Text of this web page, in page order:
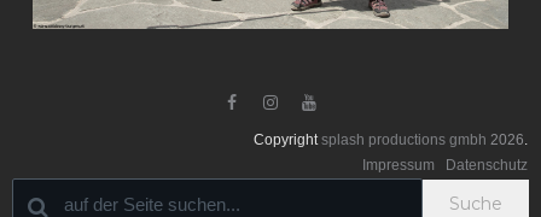
  
Copyright splash productions gmbh 2026
Impressum
Datenschutz
Suche